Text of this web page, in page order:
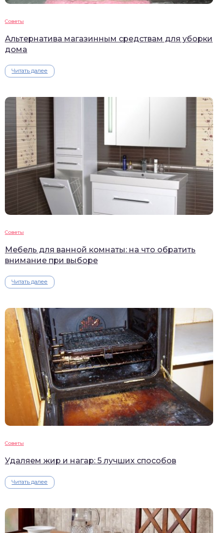
Советы
Альтернатива магазинным средствам для уборки
дома
Читать далее
Советы
Мебель для ванной комнаты: на что обратить
внимание при выборе
Читать далее
Советы
Удаляем жир и нагар: 5 лучших способов
Читать далее